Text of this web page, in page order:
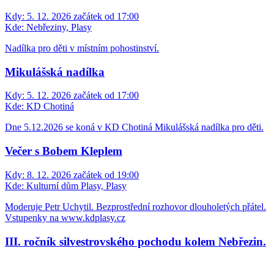
Kdy: 5. 12. 2026 začátek od 17:00
Kde: Nebřeziny, Plasy
Nadílka pro děti v místním pohostinství.
Mikulášská nadílka
Kdy: 5. 12. 2026 začátek od 17:00
Kde: KD Chotiná
Dne 5.12.2026 se koná v KD Chotiná Mikulášská nadílka pro děti.
Večer s Bobem Kleplem
Kdy: 8. 12. 2026 začátek od 19:00
Kde: Kulturní dům Plasy, Plasy
Moderuje Petr Uchytil. Bezprostřední rozhovor dlouholetých přátel.
Vstupenky na www.kdplasy.cz
III. ročník silvestrovského pochodu kolem Nebřezin.